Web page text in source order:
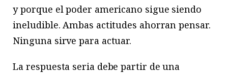
y porque el poder americano sigue siendo
ineludible. Ambas actitudes ahorran pensar.
Ninguna sirve para actuar.
La respuesta seria debe partir de una